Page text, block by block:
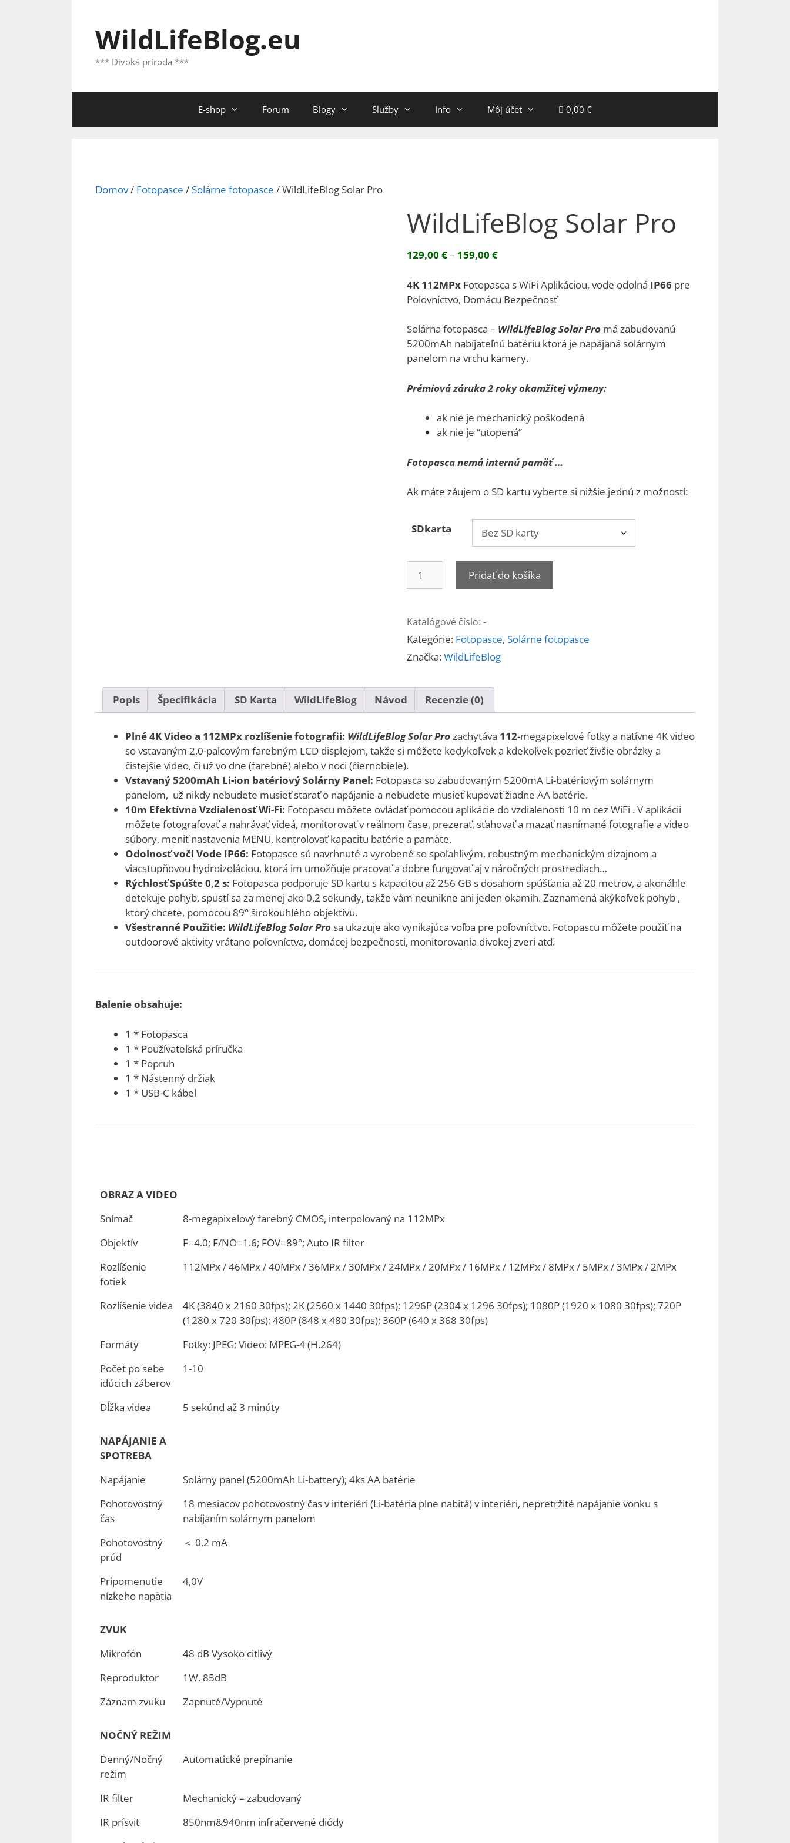
WildLifeBlog.eu
*** Divoká príroda ***
E-shop Forum Blogy Služby Info Môj účet 0,00 €
Domov/ Fotopasce /Solárne fotopasce / WildLifeBlog Solar Pro
WildLifeBlog Solar Pro
129,00€– 159,00€Price
129,00 €
through
4K 112MPx Fotopasca s WiFi Aplikáciou, vode odolná IP66 pre
Poľovníctvo, Domácu Bezpečnosť
Solárna fotopasca – WildLifeBlog Solar Pro má zabudovanú
5200mAh nabíjateľnú batériu ktorá je napájaná solárnym
panelom na vrchu kamery.
Prémiová záruka 2 roky okamžitej výmeny:
ak nie je mechanický poškodená
ak nie je “utopená”
Fotopasca nemá internú pamäť …
Ak máte záujem o SD kartu vyberte si nižšie jednú z možností:
SDkarta
WildLifeBlog
Pridať do košíka
Katalógové číslo:-
Kategórie: Fotopasce,Solárne fotopasce
Značka:WildLifeBlog
Popis Špecifikácia SD Karta WildLifeBlog Návod Recenzie (0)
Plné 4K Video a 112MPx rozlíšenie fotografii: WildLifeBlog Solar Prozachytáva 112-megapixelové fotky a natívne 4K video
so vstavaným 2,0-palcovým farebným LCD displejom, takže si môžete kedykoľvek a kdekoľvek pozrieť živšie obrázky a
čistejšie video, či už vo dne (farebné) alebo v noci (čiernobiele).
Vstavaný 5200mAh Li-ion batériový Solárny Panel: Fotopasca so zabudovaným 5200mA Li-batériovým solárnym
panelom, už nikdy nebudete musieť starať o napájanie a nebudete musieť kupovať žiadne AA batérie.
10m Efektívna Vzdialenosť Wi-Fi: Fotopascu môžete ovládať pomocou aplikácie do vzdialenosti 10 m cez WiFi . V aplikácii
môžete fotografovať a nahrávať videá, monitorovať v reálnom čase, prezerať, sťahovať a mazať nasnímané fotografie a video
súbory, meniť nastavenia MENU, kontrolovať kapacitu batérie a pamäte.
Odolnosť voči Vode IP66: Fotopasce sú navrhnuté a vyrobené so spoľahlivým, robustným mechanickým dizajnom a
viacstupňovou hydroizoláciou, ktorá im umožňuje pracovať a dobre fungovať aj v náročných prostrediach…
Rýchlosť Spúšte 0,2 s: Fotopasca podporuje SD kartu s kapacitou až 256 GB s dosahom spúšťania až 20 metrov, a akonáhle
detekuje pohyb, spustí sa za menej ako 0,2 sekundy, takže vám neunikne ani jeden okamih. Zaznamená akýkoľvek pohyb ,
ktorý chcete, pomocou 89° širokouhlého objektívu.
Všestranné Použitie: WildLifeBlog Solar Pro sa ukazuje ako vynikajúca voľba pre poľovníctvo. Fotopascu môžete použiť na
outdoorové aktivity vrátane poľovníctva, domácej bezpečnosti, monitorovania divokej zveri atď.
Balenie obsahuje:
1 * Fotopasca
1 * Používateľská príručka
1 * Popruh
1 * Nástenný držiak
1 * USB-C kábel
OBRAZ A VIDEO
Snímač
8-megapixelový farebný CMOS, interpolovaný na 112MPx
Objektív
F=4.0; F/NO=1.6; FOV=89°; Auto IR filter
Rozlíšenie
fotiek
112MPx / 46MPx / 40MPx / 36MPx / 30MPx / 24MPx / 20MPx / 16MPx / 12MPx / 8MPx / 5MPx / 3MPx / 2MPx
Rozlíšenie videa
4K (3840 x 2160 30fps); 2K (2560 x 1440 30fps); 1296P (2304 x 1296 30fps); 1080P (1920 x 1080 30fps); 720P
(1280 x 720 30fps); 480P (848 x 480 30fps); 360P (640 x 368 30fps)
Formáty
Fotky: JPEG; Video: MPEG-4 (H.264)
Počet po sebe
idúcich záberov
1-10
Dĺžka videa 5 sekúnd až 3 minúty
NAPÁJANIE A
SPOTREBA
Napájanie
Solárny panel (5200mAh Li-battery); 4ks AA batérie
Pohotovostný
čas
18 mesiacov pohotovostný čas v interiéri (Li-batéria plne nabitá) v interiéri, nepretržité napájanie vonku s
nabíjaním solárnym panelom
Pohotovostný
prúd
＜ 0,2 mA
Pripomenutie
nízkeho napätia
4,0V
ZVUK
Mikrofón
48 dB Vysoko citlivý
Reproduktor
1W, 85dB
Záznam zvuku
Zapnuté/Vypnuté
NOČNÝ REŽIM
Denný/Nočný
režim
Automatické prepínanie
IR filter
Mechanický – zabudovaný
IR prísvit
850nm&940nm infračervené diódy